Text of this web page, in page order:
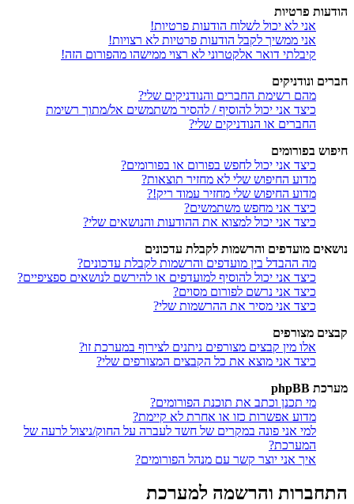
הודעות פרטיות
אני לא יכול לשלוח הודעות פרטיות!
אני ממשיך לקבל הודעות פרטיות לא רצויות!
קיבלתי דואר אלקטרוני לא רצוי ממישהו מהפורום הזה!
חברים ונודניקים
מהם רשימת החברים והנודניקים שלי?
כיצד אני יכול להוסיף / להסיר משתמשים אל/מתוך רשימת
החברים או הנודניקים שלי?
חיפוש בפורומים
כיצד אני יכול לחפש בפורום או בפורומים?
מדוע החיפוש שלי לא מחזיר תוצאות?
מדוע החיפוש שלי מחזיר עמוד ריק!?
כיצד אני מחפש משתמשים?
כיצד אני יכול למצוא את ההודעות והנושאים שלי?
נושאים מועדפים והרשמות לקבלת עדכונים
מה ההבדל בין מועדפים והרשמות לקבלת עדכונים?
כיצד אני יכול להוסיף למועדפים או להירשם לנושאים ספציפיים?
כיצד אני נרשם לפורום מסוים?
כיצד אני מסיר את ההרשמות שלי?
קבצים מצורפים
אלו מין קבצים מצורפים ניתנים לצירוף במערכת זו?
כיצד אני מוצא את כל הקבצים המצורפים שלי?
מערכת phpBB
מי תכנן וכתב את תוכנת הפורומים?
מדוע אפשרות כזו או אחרת לא קיימת?
למי אני פונה במקרים של חשד לעברה על החוק/ניצול לרעה של
המערכת?
איך אני יוצר קשר עם מנהל הפורומים?
התחברות והרשמה למערכת